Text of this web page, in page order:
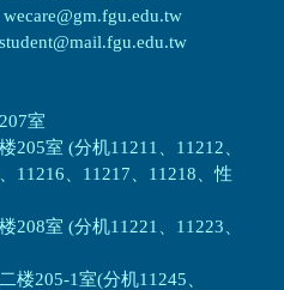
室
205室 (分机11211、11212、
11216、11217、11218、性
208室 (分机11221、11223、
楼205-1室(分机11245、